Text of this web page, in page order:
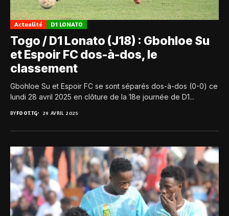
Actualité D1 LONATO
Togo / D1 Lonato (J18) : Gbohloe Su
et Espoir FC dos-à-dos, le
classement
Gbohloe Su et Espoir FC se sont séparés dos-à-dos (0-0) ce
lundi 28 avril 2025 en clôture de la 18e journée de D1...
BYFOOT.TG 29 AVRIL 2025